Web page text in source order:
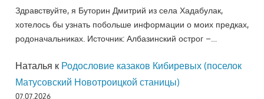
Здравствуйте, я Буторин Дмитрий из села Хадабулак,
хотелось бы узнать побольше информации о моих предках,
родоначальниках. Источник: Албазинский острог –…
Наталья к Родословие казаков Кибиревых (поселок
Матусовский Новотроицкой станицы)
07.07.2026